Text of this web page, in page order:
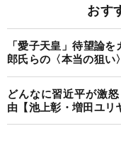
おす
「愛子天皇」待望論
郎氏らの〈本当の狙い〉
どんなに習近平が激
由【池上彰・増田ユリ